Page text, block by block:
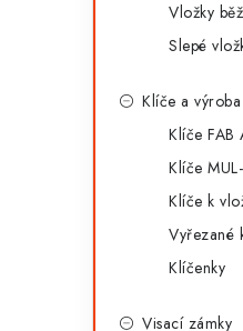
Vložky
Slepé
Klíče a
Klíče FAB
Klíče
Klíče k
Vyřezané
Klíčenky
Visací zámky